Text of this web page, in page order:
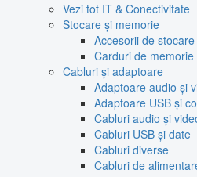
Vezi tot IT & Conectivitate
Stocare și memorie
Accesorii de stocare
Carduri de memorie
Cabluri și adaptoare
Adaptoare audio și
Adaptoare USB și
Cabluri audio și
Cabluri USB și date
Cabluri diverse
Cabluri de